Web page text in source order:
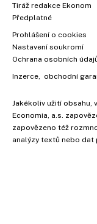
Tiráž redakce Ekonom
Předplatné
Prohlášení o cookies
Nastavení soukromí
Ochrana osobních
Inzerce , obchodní
Jakékoliv užití obsahu,
Economia, a.s.
zapovězeno též
analýzy textů nebo dat